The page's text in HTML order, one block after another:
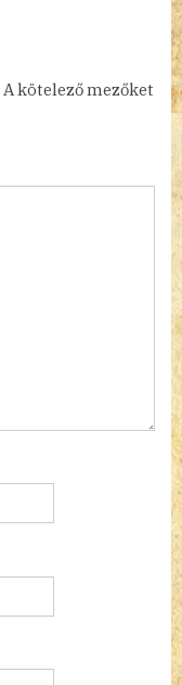
A kötelező mezőket